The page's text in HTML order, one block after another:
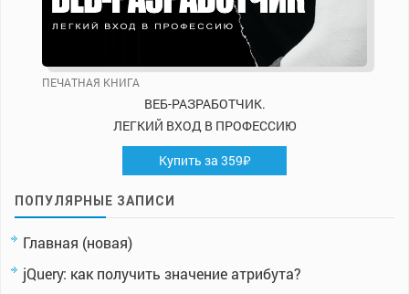
ПЕЧАТНАЯ КНИГА
ВЕБ-РАЗРАБОТЧИК.
ЛЕГКИЙ ВХОД В ПРОФЕССИЮ
Купить за 359₽
ПОПУЛЯРНЫЕ ЗАПИСИ
Главная (новая)
jQuery: как получить значение атрибута?